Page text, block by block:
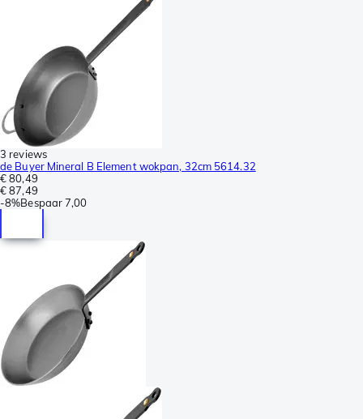
3 reviews
de Buyer Mineral B Element wokpan, 32cm 5614.32
€ 80,49
€ 87,49
-8%Bespaar7,00